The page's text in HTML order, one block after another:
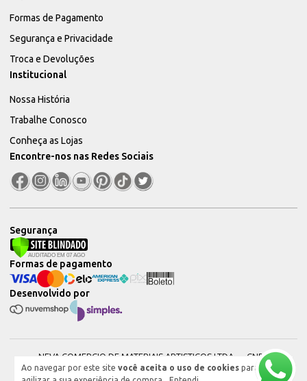
Ao navegar por este site você aceita o uso de cookies para
Formas de Pagamento
Segurança e Privacidade
Troca e Devoluções
Institucional
Nossa História
Trabalhe Conosco
Conheça as Lojas
Encontre-nos nas Redes Sociais
Segurança
Desenvolvido por
Formas de pagamento
NEVA COMERCIO DE MATERIAIS ARTISTICOS LTDA — CNPJ:
51604544000101 © 2026. Todos os direitos reservados.